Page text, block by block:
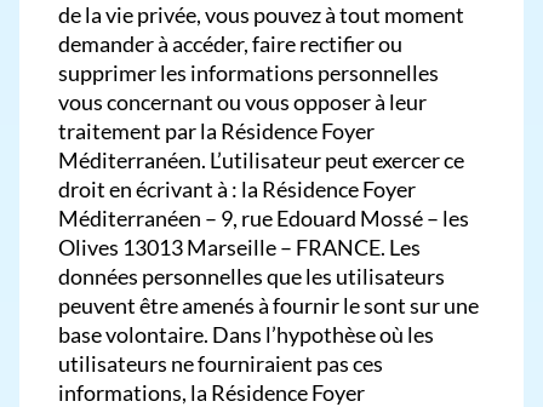
de la vie privée, vous pouvez à tout moment
demander à accéder, faire rectifier ou
supprimer les informations personnelles
vous concernant ou vous opposer à leur
traitement par la Résidence Foyer
Méditerranéen. L’utilisateur peut exercer ce
droit en écrivant à : la Résidence Foyer
Méditerranéen – 9, rue Edouard Mossé – les
Olives 13013 Marseille – FRANCE. Les
données personnelles que les utilisateurs
peuvent être amenés à fournir le sont sur une
base volontaire. Dans l’hypothèse où les
utilisateurs ne fourniraient pas ces
informations, la Résidence Foyer